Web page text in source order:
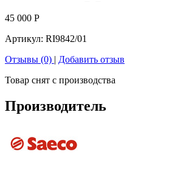
45 000 Р
Артикул: RI9842/01
Отзывы (0) | Добавить отзыв
Товар снят с производства
Производитель